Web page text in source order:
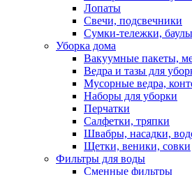
Лопаты
Свечи, подсвечники
Сумки-тележки, баулы
Уборка дома
Вакуумные пакеты,
Ведра и тазы для
Мусорные ведра,
Наборы для уборки
Перчатки
Салфетки, тряпки
Швабры, насадки,
Щетки, веники, совки
Фильтры для воды
Сменные фильтры